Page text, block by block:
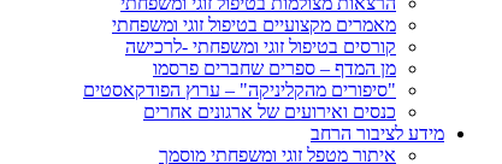
מאמרים מקצועיים בטיפול זוגי ומשפחתי
קורסים בטיפול זוגי ומשפחתי -לרכישה
מן המדף – ספרים שחברים פרסמו
"סיפורים מהקליניקה" – ערוץ הפודקאסטים
כנסים ואירועים של ארגונים אחרים
מידע לציבור הרחב
איתור מטפל זוגי ומשפחתי מוסמך